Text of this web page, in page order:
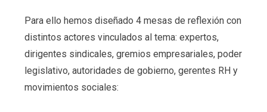
Para ello hemos diseñado 4 mesas de reflexión con
distintos actores vinculados al tema: expertos,
dirigentes sindicales, gremios empresariales, poder
legislativo, autoridades de gobierno, gerentes RH y
movimientos sociales: